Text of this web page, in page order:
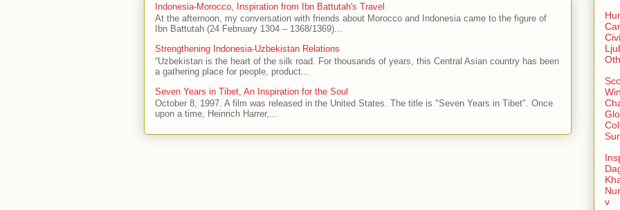
Indonesia-Morocco, Inspiration from Ibn Battutah's Travel
At the afternoon, my conversation with friends about Morocco and Indonesia came to the figure of
Ibn Battutah (24 February 1304 – 1368/1369)...
Strengthening Indonesia-Uzbekistan Relations
“Uzbekistan is the heart of the silk road. For thousands of years, this Central Asian country has been
a gathering place for people, product...
Seven Years in Tibet, An Inspiration for the Soul
October 8, 1997. A film was released in the United States. The title is "Seven Years in Tibet". Once
upon a time, Heinrich Harrer,...
v